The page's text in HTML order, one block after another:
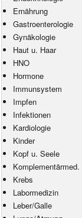
Ernährung
Gastroenterologie
Gynäkologie
Haut u. Haar
HNO
Hormone
Immunsystem
Impfen
Infektionen
Kardiologie
Kinder
Kopf u. Seele
Komplementärmed.
Krebs
Labormedizin
Leber/Galle